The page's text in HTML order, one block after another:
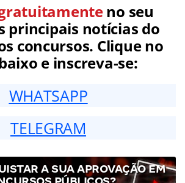
no seu
principais notícias do
concursos. Clique no
e inscreva-se:
WHATSAPP
TELEGRAM
A SUA APROVAÇÃO EM